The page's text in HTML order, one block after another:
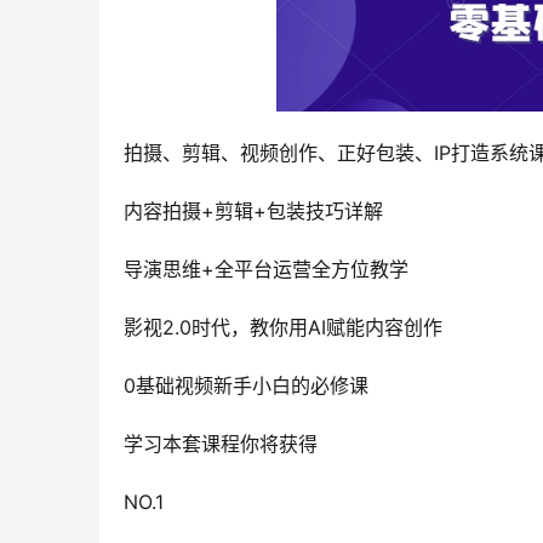
拍摄、剪辑、视频创作、正好包装、IP打造系统
内容拍摄+剪辑+包装技巧详解
导演思维+全平台运营全方位教学
影视2.0时代，教你用AI赋能内容创作
0基础视频新手小白的必修课
学习本套课程你将获得
NO.1